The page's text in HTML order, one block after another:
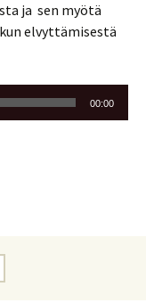
ja sen myötä
elvyttämisestä
00:00